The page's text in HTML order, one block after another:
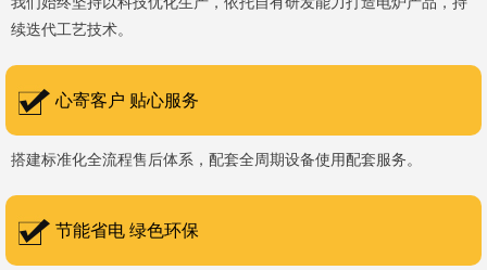
认定：高新 技术企业、科技型中小企业、洛阳市企业研发中心（证
书编号：202207080）、河南省专精特新企业。 我们坚持以
科技促生产，以质量创品牌，以品牌创市场的战略发展，实现科学化
国内外新老客户前来参观洽谈，让我们携手，合作共赢，共创新未
来！洛阳新安工厂视频洛阳高新工厂视频
续迭代工艺技术。
心寄客户 贴心服务
搭建标准化全流程售后体系，配套全周期设备使用配套服务。
节能省电 绿色环保